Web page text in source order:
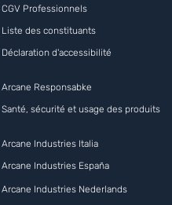
CGV Professionnels
Liste des constituants
Déclaration d'accessibilité
Arcane Responsabke
Santé, sécurité et usage des produits
Arcane Industries Italia
Arcane Industries España
Arcane Industries Nederlands